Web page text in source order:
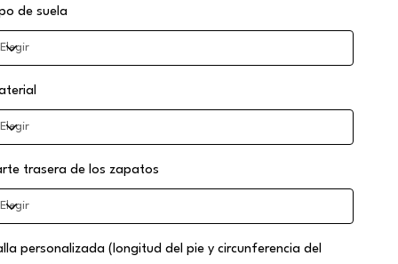
de suela
trasera de los zapatos
personalizada (longitud del pie y circunferencia del